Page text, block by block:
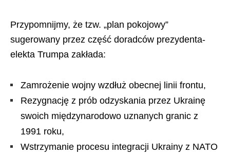
Przypomnijmy, że tzw. „plan pokojowy”
sugerowany przez część doradców prezydenta-
elekta Trumpa zakłada:
Zamrożenie wojny wzdłuż obecnej linii frontu,
Rezygnację z prób odzyskania przez Ukrainę
swoich międzynarodowo uznanych granic z
1991 roku,
Wstrzymanie procesu integracji Ukrainy z NATO